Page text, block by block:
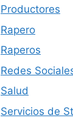
Productores
Rapero
Raperos
Redes
Salud
Servicios de